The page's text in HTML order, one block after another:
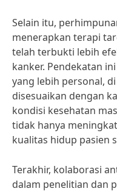
Selain itu,
menerapkan terapi
telah terbukti lebih
kanker. Pendekatan
yang lebih personal,
disesuaikan dengan
kondisi kesehatan
tidak hanya
kualitas hidup pasien
Terakhir, kolaborasi
dalam penelitian dan